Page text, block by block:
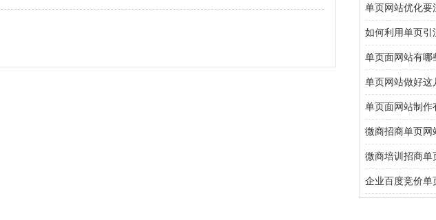
单页网站优化要
如何利用单页引
单页面网站有哪
单页网站做好这
单页面网站制作
微商招商单页网
微商培训招商单
企业百度竞价单